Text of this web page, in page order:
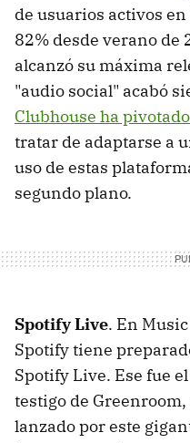
de usuarios activos
82% desde verano de
alcanzó su máxima
"audio social" acabó
Clubhouse ha
tratar de adaptarse a
uso de estas
segundo plano.
Spotify Live. En
Spotify tiene
Spotify Live. Ese fue
testigo de
lanzado por este